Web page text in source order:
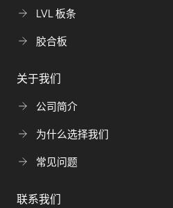
LVL 板条
胶合板
关于我们
公司简介
为什么选择我们
常见问题
联系我们